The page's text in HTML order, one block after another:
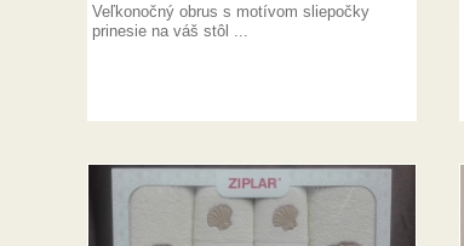
Veľkonočný obrus s motívom sliepočky
prinesie na váš stôl ...